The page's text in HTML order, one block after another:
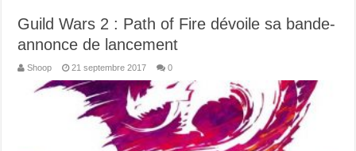
Guild Wars 2 : Path of Fire dévoile sa bande-
annonce de lancement
Shoop 21 septembre 2017 0